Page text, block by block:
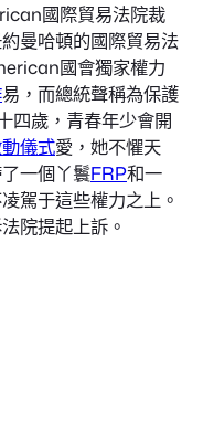
國際貿易法院裁
曼哈頓的國際貿易法
國會獨家權力
易，而總統聲稱為保護
四歲，青春年少會開
儀式愛，她不懼天
一個丫鬟FRP和一
駕于這些權力之上。
院提起上訴。